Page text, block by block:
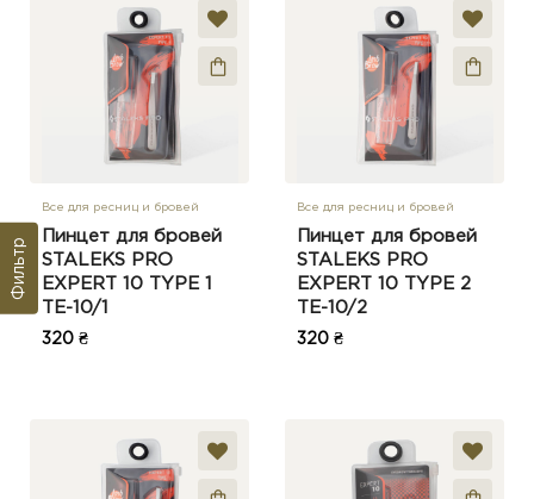
Фильтр
Все для ресниц и бровей
Пинцет для бровей
STALEKS PRO
EXPERT 10 TYPE 1
TE-10/1
320 ₴
Все для ресниц и бровей
Пинцет для бровей
STALEKS PRO
EXPERT 10 TYPE 2
TE-10/2
320 ₴